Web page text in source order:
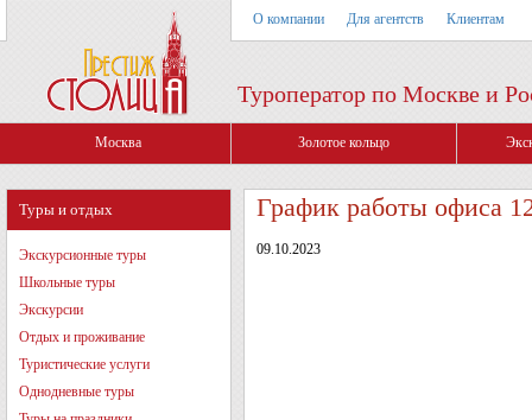
О компании Для агентств Клиентам
Туроператор по Москве и
Москва Золотое кольцо
Туры и отдых
Экскурсионные туры
Школьные туры
Экскурсии
Отдых и проживание
Туристические услуги
Однодневные туры
График работы офиса
09.10.2023